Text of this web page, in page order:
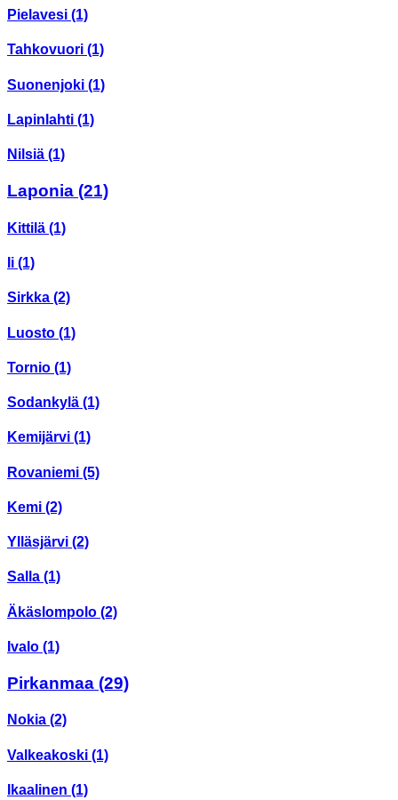
Pielavesi (1)
Tahkovuori (1)
Suonenjoki (1)
Lapinlahti (1)
Nilsiä (1)
Laponia (21)
Kittilä (1)
Ii (1)
Sirkka (2)
Luosto (1)
Tornio (1)
Sodankylä (1)
Kemijärvi (1)
Rovaniemi (5)
Kemi (2)
Ylläsjärvi (2)
Salla (1)
Äkäslompolo (2)
Ivalo (1)
Pirkanmaa (29)
Nokia (2)
Valkeakoski (1)
Ikaalinen (1)